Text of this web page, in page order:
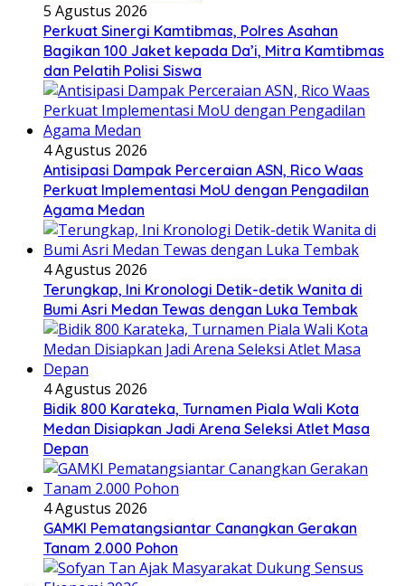
5 Agustus 2026
Perkuat Sinergi Kamtibmas, Polres Asahan
Bagikan 100 Jaket kepada Da’i, Mitra Kamtibmas
dan Pelatih Polisi Siswa
4 Agustus 2026
Antisipasi Dampak Perceraian ASN, Rico Waas
Perkuat Implementasi MoU dengan Pengadilan
Agama Medan
4 Agustus 2026
Terungkap, Ini Kronologi Detik-detik Wanita di
Bumi Asri Medan Tewas dengan Luka Tembak
4 Agustus 2026
Bidik 800 Karateka, Turnamen Piala Wali Kota
Medan Disiapkan Jadi Arena Seleksi Atlet Masa
Depan
4 Agustus 2026
GAMKI Pematangsiantar Canangkan Gerakan
Tanam 2.000 Pohon